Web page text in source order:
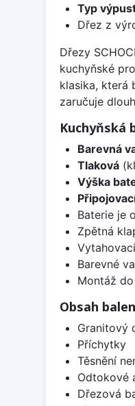
Typ
Dřez z
Dřezy
kuchyňské
klasika, která
zaručuje
Kuchyňská
Barevná
Tlaková
Výška
Baterie je
Zpětná
Barevné
Montáž
Obsah
Granitový
Příchytky
Těsnění
Odtokové
Dřezová